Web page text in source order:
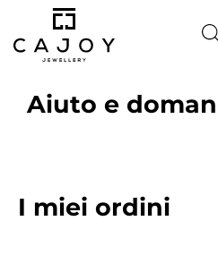
principale
Aiuto e
I miei ordini